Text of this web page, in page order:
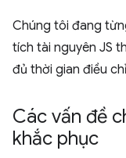
Chúng tôi đang
tích tài nguyên JS
đủ thời gian điều
Các vấn đề
khắc phục